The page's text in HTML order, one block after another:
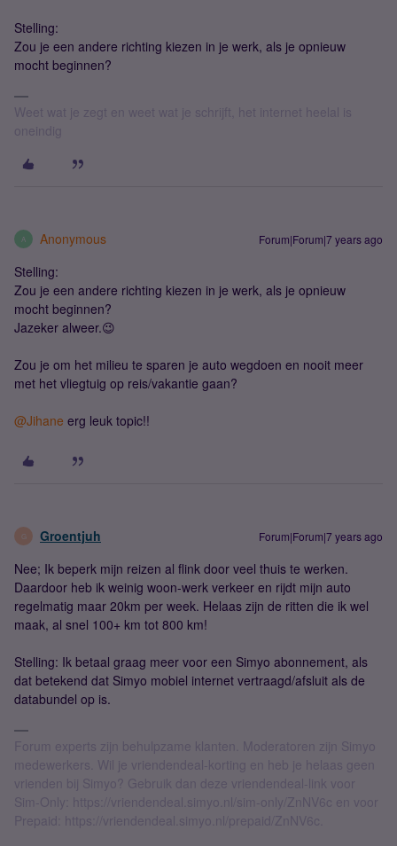
Stelling:
Zou je een andere richting kiezen in je werk, als je opnieuw
mocht beginnen?
Weet wat je zegt en weet wat je schrijft, het internet heelal is
oneindig
A Anonymous Forum|Forum|7 years ago
Stelling:
Zou je een andere richting kiezen in je werk, als je opnieuw
mocht beginnen?
Jazeker alweer.😉
Zou je om het milieu te sparen je auto wegdoen en nooit meer
met het vliegtuig op reis/vakantie gaan?
@Jihane erg leuk topic!!
G Groentjuh Forum|Forum|7 years ago
Nee; Ik beperk mijn reizen al flink door veel thuis te werken.
Daardoor heb ik weinig woon-werk verkeer en rijdt mijn auto
regelmatig maar 20km per week. Helaas zijn de ritten die ik wel
maak, al snel 100+ km tot 800 km!
Stelling: Ik betaal graag meer voor een Simyo abonnement, als
dat betekend dat Simyo mobiel internet vertraagd/afsluit als de
databundel op is.
Forum experts zijn behulpzame klanten. Moderatoren zijn Simyo
medewerkers. Wil je vriendendeal-korting en heb je helaas geen
vrienden bij Simyo? Gebruik dan deze vriendendeal-link voor
Sim-Only: https://vriendendeal.simyo.nl/sim-only/ZnNV6c en voor
Prepaid: https://vriendendeal.simyo.nl/prepaid/ZnNV6c.